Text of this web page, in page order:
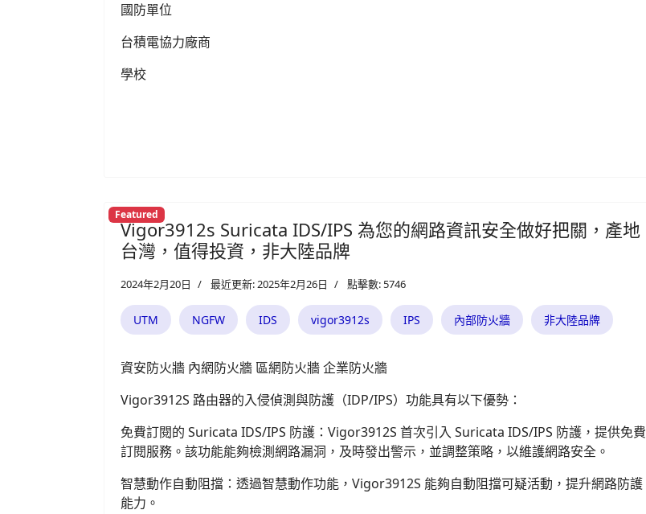
國防單位
台積電協力廠商
學校
Featured
Vigor3912s Suricata IDS/IPS 為您的網路資訊安全做好把關，產地
台灣，值得投資，非大陸品牌
2024年2月20日 最近更新: 2025年2月26日 點擊數: 5746
UTM NGFW IDS vigor3912s IPS 內部防火牆 非大陸品牌
資安防火牆 內網防火牆 區網防火牆 企業防火牆
Vigor3912S 路由器的入侵偵測與防護（IDP/IPS）功能具有以下優勢：
免費訂閱的 Suricata IDS/IPS 防護：Vigor3912S 首次引入 Suricata IDS/IPS 防護，提供免費
訂閱服務。該功能能夠檢測網路漏洞，及時發出警示，並調整策略，以維護網路安全。
智慧動作自動阻擋：透過智慧動作功能，Vigor3912S 能夠自動阻擋可疑活動，提升網路防護
能力。